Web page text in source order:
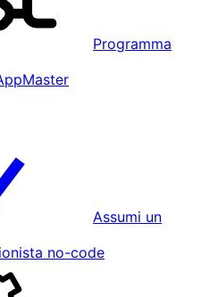
Programma
Assumi un
no-code